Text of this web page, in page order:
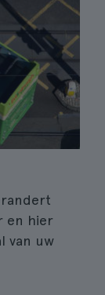
en hier
van uw